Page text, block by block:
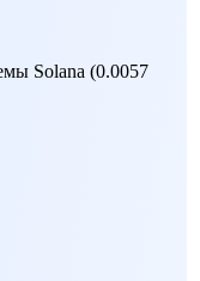
Solana (0.0057